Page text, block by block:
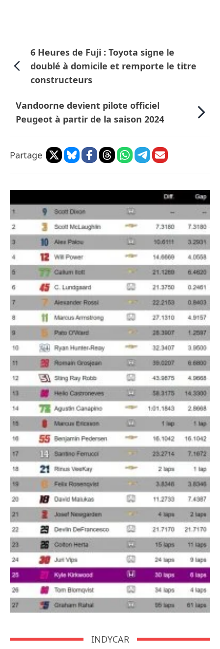
6 Heures de Fuji : Toyota signe le
doublé à domicile et remporte le titre
constructeurs
Vandoorne devient pilote officiel
Peugeot à partir de la saison 2024
Partage
INDYCAR